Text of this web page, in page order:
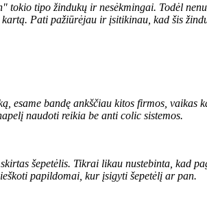
tipo žindukų ir nesėkmingai. Todėl
Pati pažiūrėjau ir įsitikinau, kad šis
esame bandę ankščiau kitos firmos,
naudoti reikia be anti colic sistemos.
šepetėlis. Tikrai likau nustebinta, kad
papildomai, kur įsigyti šepetėlį ar pan.